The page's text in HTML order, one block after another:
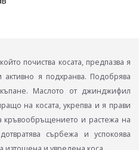
почиства косата, предпазва я
активно я подхранва. Подобрява
Маслото от джинджифил
на косата, укрепва и я прави
кръвообръщението и растежа на
сърбежа и успокоява